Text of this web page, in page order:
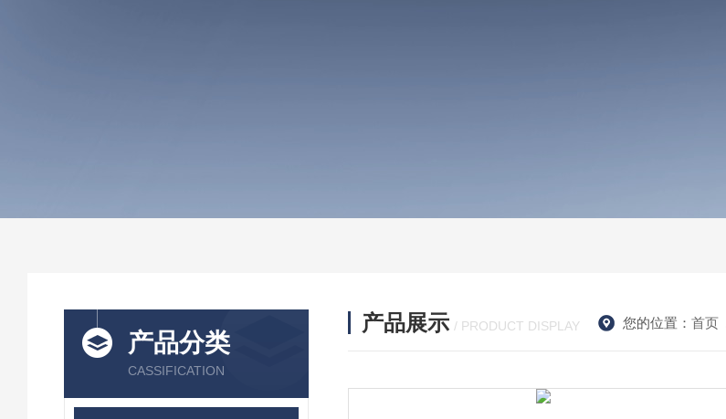
产品分类
CASSIFICATION
产品展示 / PRODUCT DISPLAY 您的位置： 首页